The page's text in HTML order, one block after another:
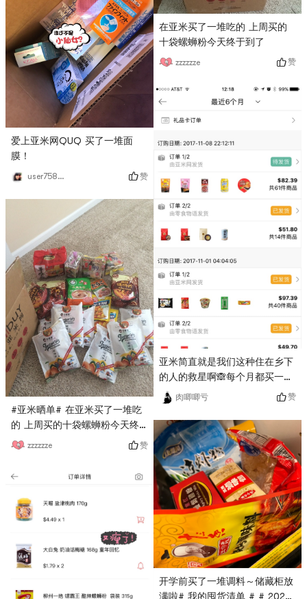
爱上亚米网QUQ 买了一堆面
膜！
user7580613499 赞
#亚米晒单# 在亚米买了一堆吃
的 上周买的十袋螺蛳粉今天终
于到了 ​​​​zzzzzze 赞
在亚米买了一堆吃的 上周买的
十袋螺蛳粉今天终于到了 ​​​​
zzzzzze 赞
亚米简直就是我们这种住在乡下
的人的救星啊🙈每个月都买一堆
啊！！爱你哟！亚米！！
肉唧唧亏 赞
开学前买了一堆调料～储藏柜放
满啦# 我的囤货清单 # # 2022